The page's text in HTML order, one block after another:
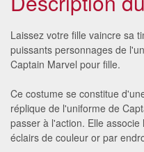
Laissez votre fille vaincre sa
puissants personnages de
Captain Marvel pour fille.
Ce costume se constitue
réplique de l'uniforme de
passer à l'action. Elle
éclairs de couleur or par